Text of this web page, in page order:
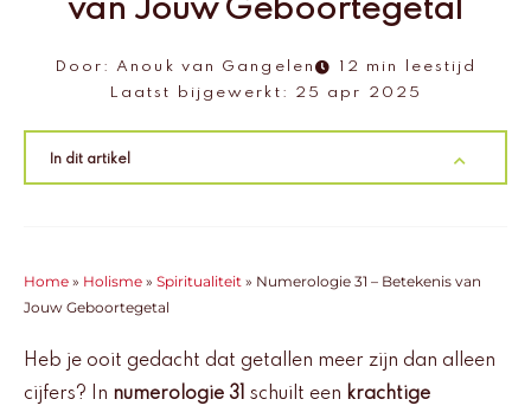
van Jouw Geboortegetal
Door: Anouk van Gangelen
12 min leestijd
Laatst bijgewerkt:
25 apr 2025
In dit artikel
Home » Holisme » Spiritualiteit » Numerologie 31 – Betekenis van
Jouw Geboortegetal
Heb je ooit gedacht dat getallen meer zijn dan alleen
cijfers? In numerologie 31 schuilt een krachtige